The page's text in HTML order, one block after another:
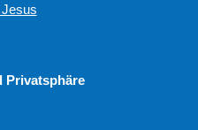
Privatsphäre